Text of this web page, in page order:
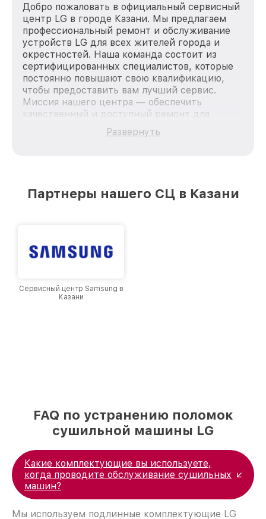
Добро пожаловать в официальный сервисный
центр LG в городе Казани. Мы предлагаем
профессиональный ремонт и обслуживание
устройств LG для всех жителей города и
окрестностей. Наша команда состоит из
сертифицированных специалистов, которые
постоянно повышают свою квалификацию,
чтобы предоставить вам лучший сервис.
Миссия нашего центра — обеспечить
качественный и доступный ремонт для
каждого пользователя продукции LG, вне
зависимости от сложности поломки. Мы
Казани, постоянно повышая уровень доверия
Развернуть
Партнеры нашего СЦ в Казани
Сервисный центр Samsung в
Казани
FAQ по устранению поломок
сушильной машины LG
Какие комплектующие вы используете,
когда проводите обслуживание сушильных
машин?
Мы используем подлинные комплектующие LG